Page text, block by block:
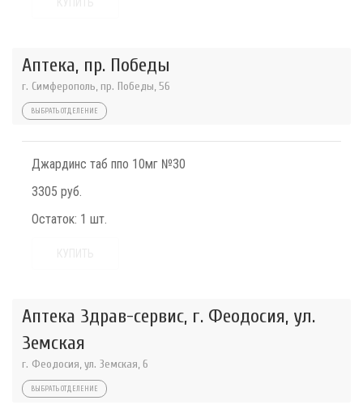
Аптека, пр. Победы
г. Симферополь, пр. Победы, 56
ВЫБРАТЬ ОТДЕЛЕНИЕ
Джардинс таб ппо 10мг №30
3305 руб.
Остаток: 1 шт.
Аптека Здрав-сервис, г. Феодосия, ул.
Земская
г. Феодосия, ул. Земская, 6
ВЫБРАТЬ ОТДЕЛЕНИЕ